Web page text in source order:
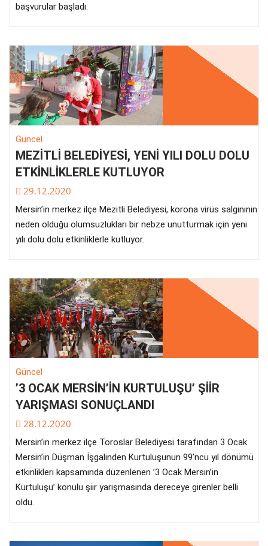
başvurular başladı.
Güncel
MEZİTLİ BELEDİYESİ, YENİ YILI DOLU DOLU
ETKİNLİKLERLE KUTLUYOR
29.12.2020
Mersin’in merkez ilçe Mezitli Belediyesi, korona virüs salgınının
neden olduğu olumsuzlukları bir nebze unutturmak için yeni
yılı dolu dolu etkinliklerle kutluyor.
Güncel
’3 OCAK MERSİN’İN KURTULUŞU’ ŞİİR
YARIŞMASI SONUÇLANDI
28.12.2020
Mersin’in merkez ilçe Toroslar Belediyesi tarafından 3 Ocak
Mersin’in Düşman İşgalinden Kurtuluşunun 99’ncu yıl dönümü
etkinlikleri kapsamında düzenlenen ’3 Ocak Mersin’in
Kurtuluşu’ konulu şiir yarışmasında dereceye girenler belli
oldu.